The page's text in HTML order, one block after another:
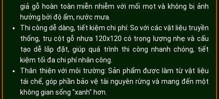
giả gỗ hoàn toàn miễn nhiễm với mối mọt và không bị ảnh
hưởng bởi độ ẩm, nước mưa.
Thi công dễ dàng, tiết kiệm chi phí: So với các vật liệu truyền
thống, trụ cột gỗ nhựa 120x120 có trọng lượng nhẹ và cấu
tạo dễ lắp đặt, giúp quá trình thi công nhanh chóng, tiết
kiệm tối đa chi phí nhân công.
Thân thiện với môi trường: Sản phẩm được làm từ vật liệu
tái chế, góp phần bảo vệ tài nguyên rừng và mang đến một
không gian sống "xanh" hơn.